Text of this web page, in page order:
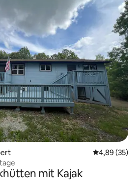
4,89 (35)
mit Kajak